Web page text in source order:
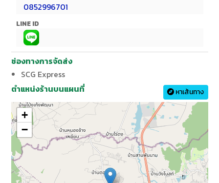
0852996701
LINE ID
ช่องทางการจัดส่ง
SCG Express
ตำแหน่งร้านบนแผนที่ หาเส้นทาง
+
−